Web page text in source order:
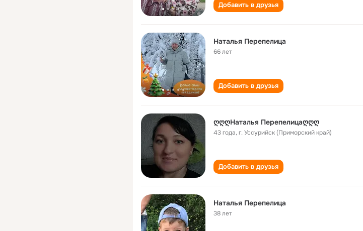
Добавить в друзья
Наталья Перепелица
66 лет
Добавить в друзья
ღღღНаталья Перепелицаღღღ
43 года,г. Уссурийск (Приморский край)
Добавить в друзья
Наталья Перепелица
38 лет